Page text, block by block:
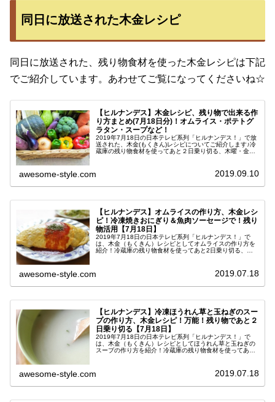
同日に放送された木金レシピ
同日に放送された、残り物食材を使った木金レシピは下記
でご紹介しています。あわせてご覧になってくださいね☆
【ヒルナンデス】木金レシピ、残り物で出来る作
り方まとめ(7月18日分)！オムライス・ポテトグ
ラタン・スープなど！
2019年7月18日の日本テレビ系列「ヒルナンデス！」で放
送された、木金(もくきん)レシピについてご紹介します♪冷
蔵庫の残り物食材を使ってあと２日乗り切る、木曜・金曜
awesome-style.com 2019.09.10
【ヒルナンデス】オムライスの作り方、木金レシ
ピ！冷凍焼きおにぎり＆魚肉ソーセージで！残り
物活用【7月18日】
2019年7月18日の日本テレビ系列「ヒルナンデス！」で
は、木金（もくきん）レシピとしてオムライスの作り方を
紹介！冷蔵庫の残り物食材を使ってあと2日乗り切る、木
awesome-style.com 2019.07.18
【ヒルナンデス】冷凍ほうれん草と玉ねぎのスー
プの作り方、木金レシピ！万能！残り物であと２
日乗り切る【7月18日】
2019年7月18日の日本テレビ系列「ヒルナンデス！」で
は、木金（もくきん）レシピとしてほうれん草と玉ねぎの
スープの作り方を紹介！冷蔵庫の残り物食材を使ってあと
awesome-style.com 2019.07.18